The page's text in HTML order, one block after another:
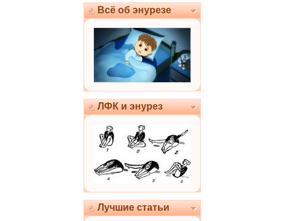
Всё об энурезе
ЛФК и энурез
Лучшие статьи